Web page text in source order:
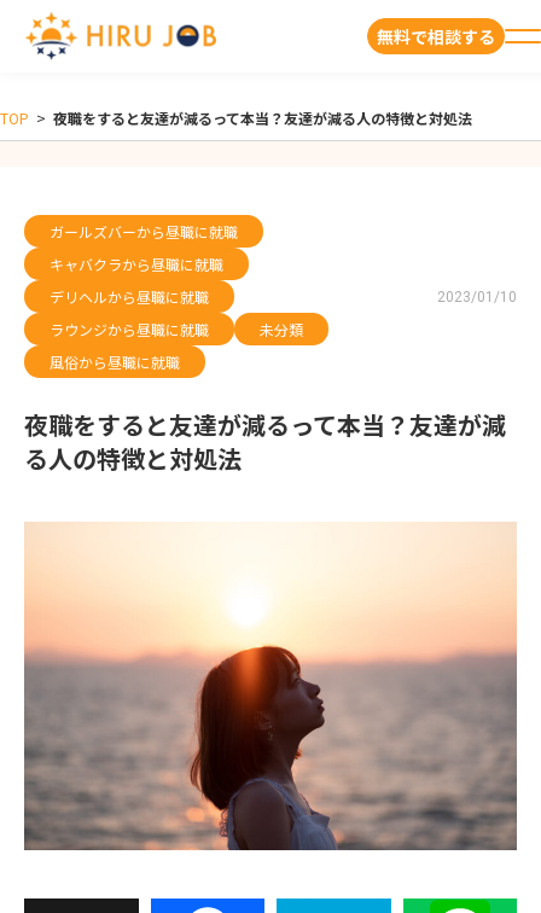
無料で相談する
TOP > 夜職をすると友達が減るって本当？友達が減る人の特徴と対処法
ガールズバーから昼職に就職
キャバクラから昼職に就職
デリヘルから昼職に就職
ラウンジから昼職に就職
未分類
風俗から昼職に就職
2023/01/10
夜職をすると友達が減るって本当？友達が減
る人の特徴と対処法